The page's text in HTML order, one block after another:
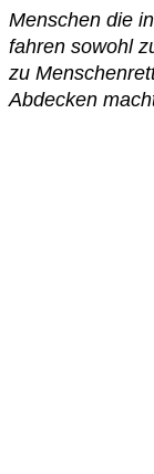
Menschen die
fahren sowohl
zu
Abdecken